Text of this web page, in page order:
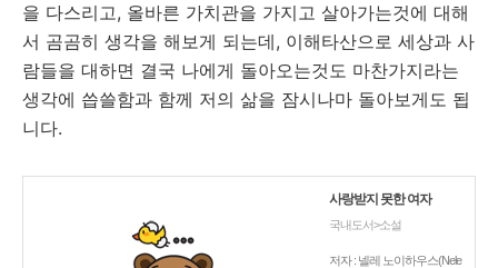
을 다스리고, 올바른 가치관을 가지고 살아가는것에 대해
서 곰곰히 생각을 해보게 되는데, 이해타산으로 세상과 사
람들을 대하면 결국 나에게 돌아오는것도 마찬가지라는
생각에 씁쓸함과 함께 저의 삶을 잠시나마 돌아보게도 됩
니다.
사랑받지 못한 여자
국내도서>소설
저자 : 넬레 노이하우스(Nele